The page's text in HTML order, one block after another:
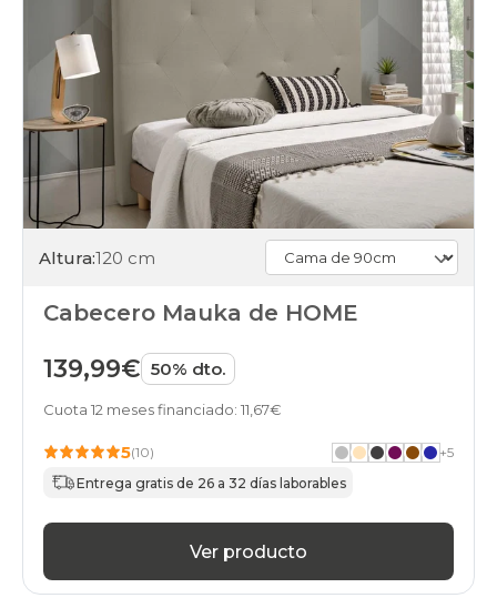
Altura:120 cm
Cabecero Mauka de HOME
139,99€ 50% dto.
Cuota 12 meses financiado: 11,67€
5(10) +5
Entrega gratis de 26 a 32 días laborables
Ver producto